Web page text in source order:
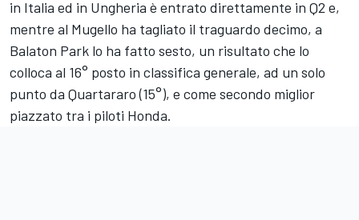
in Italia ed in Ungheria è entrato direttamente in Q2 e,
mentre al Mugello ha tagliato il traguardo decimo, a
Balaton Park lo ha fatto sesto, un risultato che lo
colloca al 16° posto in classifica generale, ad un solo
punto da Quartararo (15°), e come secondo miglior
piazzato tra i piloti Honda.